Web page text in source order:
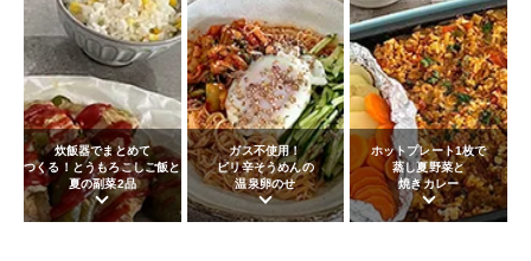
炊飯器でまとめて
つくる！ とうもろこしご飯と
夏の副菜2品
ガス不使用！
ピリ辛そうめんの
温泉卵のせ
ホットプレート1枚で
蒸し夏野菜と
焼きカレー